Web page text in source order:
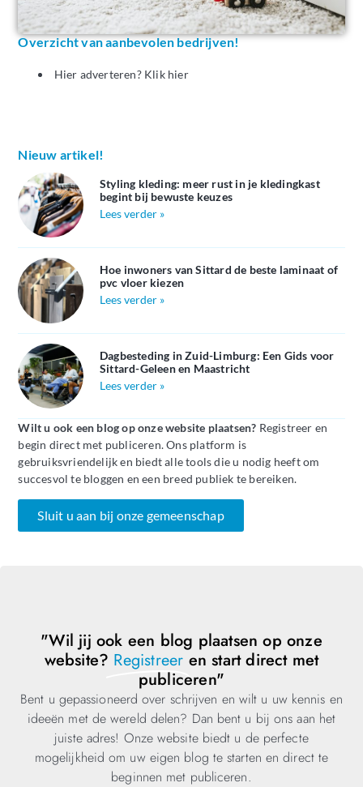
Overzicht van aanbevolen bedrijven!
Hier adverteren? Klik hier
Nieuw artikel!
Styling kleding: meer rust in je kledingkast
begint bij bewuste keuzes
Lees verder »
Hoe inwoners van Sittard de beste laminaat of
pvc vloer kiezen
Lees verder »
Dagbesteding in Zuid-Limburg: Een Gids voor
Sittard-Geleen en Maastricht
Lees verder »
Wilt u ook een blog op onze website plaatsen? Registreer en
begin direct met publiceren. Ons platform is
gebruiksvriendelijk en biedt alle tools die u nodig heeft om
succesvol te bloggen en een breed publiek te bereiken.
Sluit u aan bij onze gemeenschap
"Wil jij ook een blog plaatsen op onze
website? Registreer en start direct met
publiceren"
Bent u gepassioneerd over schrijven en wilt u uw kennis en
ideeën met de wereld delen? Dan bent u bij ons aan het
juiste adres! Onze website biedt u de perfecte
mogelijkheid om uw eigen blog te starten en direct te
beginnen met publiceren.